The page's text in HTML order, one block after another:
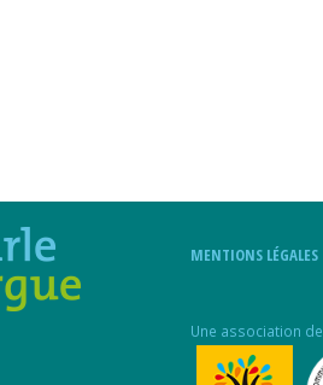
MENTIONS LÉGALES
Une association de